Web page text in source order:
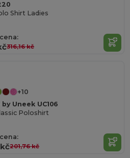
Shirt Ladies
316,16 kč
+10
Uneek UC106
Poloshirt
201,76 kč